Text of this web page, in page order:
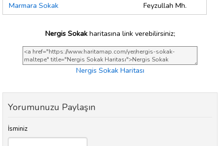
Marmara Sokak
Feyzullah Mh.
Nergis Sokakharitasına link verebilirsiniz;
Nergis Sokak Haritası
Yorumunuzu Paylaşın
İsminiz